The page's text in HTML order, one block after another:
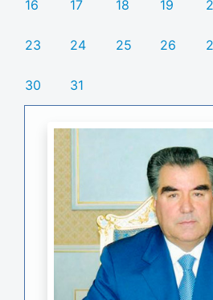
16 17 18 19
23 24 25 26
30 31